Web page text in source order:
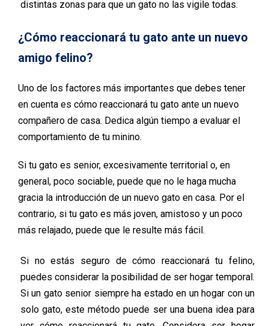
distintas zonas para que un gato no las vigile todas.
¿Cómo reaccionará tu gato ante un nuevo
amigo felino?
Uno de los factores más importantes que debes tener
en cuenta es cómo reaccionará tu gato ante un nuevo
compañero de casa. Dedica algún tiempo a evaluar el
comportamiento de tu minino.
Si tu gato es senior, excesivamente territorial o, en
general, poco sociable, puede que no le haga mucha
gracia la introducción de un nuevo gato en casa. Por el
contrario, si tu gato es más joven, amistoso y un poco
más relajado, puede que le resulte más fácil.
Si no estás seguro de cómo reaccionará tu felino,
puedes considerar la posibilidad de ser hogar temporal.
Si un gato senior siempre ha estado en un hogar con un
solo gato, este método puede ser una buena idea para